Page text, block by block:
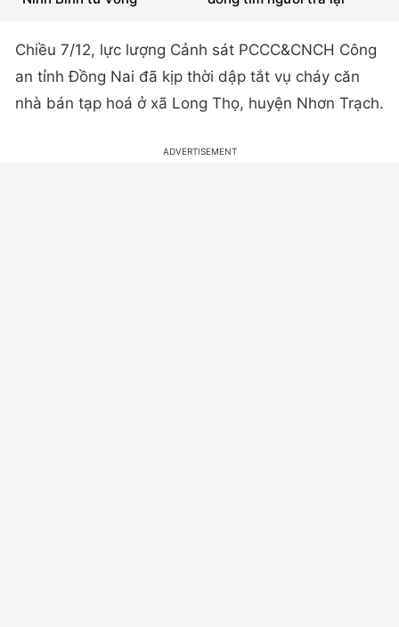
Chiều 7/12, lực lượng Cảnh sát PCCC&CNCH Công
an tỉnh Đồng Nai đã kịp thời dập tắt vụ cháy căn
nhà bán tạp hoá ở xã Long Thọ, huyện Nhơn Trạch.